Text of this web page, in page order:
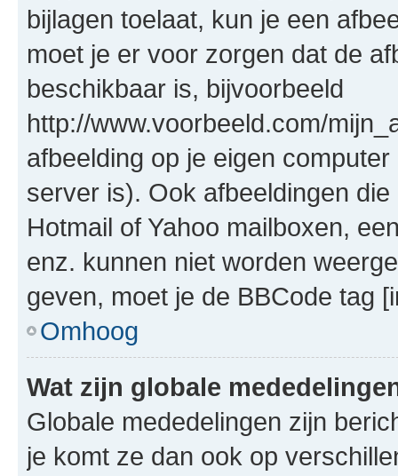
bijlagen toelaat, kun je een
moet je er voor zorgen dat de
beschikbaar is, bijvoorbeeld
http://www.voorbeeld.com/
afbeelding op je eigen
server is). Ook afbeeldingen
Hotmail of Yahoo mailboxen,
enz. kunnen niet worden
geven, moet je de BBCode tag
Omhoog
Wat zijn globale
Globale mededelingen zijn
je komt ze dan ook op